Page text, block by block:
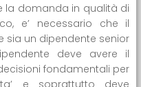
la domanda in qualità di
e’ necessario che il
sia un dipendente senior
deve avere il
fondamentali per
e soprattutto deve